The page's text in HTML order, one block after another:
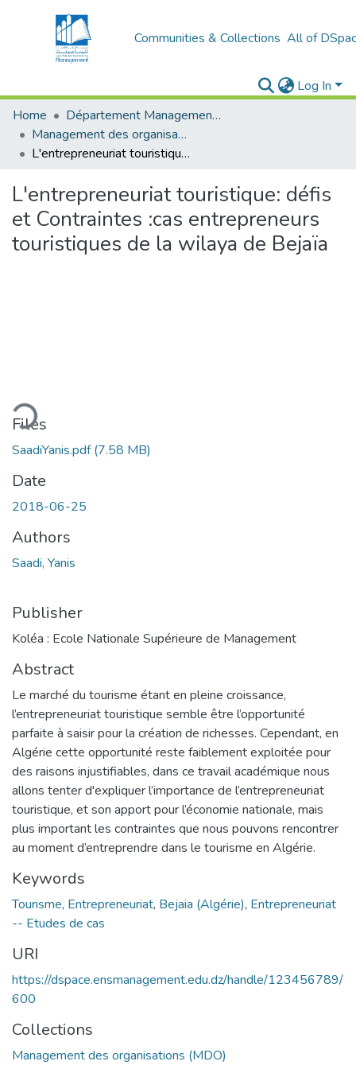
Communities & Collections All of
Log In
Home
Département Management Des Organisations
Management des organisations (MDO)
L'entrepreneuriat touristique: défis et Contraintes :cas entrepreneurs touristiques de la wilaya de Bejaïa
L'entrepreneuriat touristique: défis
et Contraintes :cas entrepreneurs
touristiques de la wilaya de Bejaïa
Files
SaadiYanis.pdf(7.58 MB)
Date
2018-06-25
Authors
Saadi, Yanis
Publisher
Koléa : Ecole Nationale Supérieure de Management
Abstract
Le marché du tourisme étant en pleine croissance,
l’entrepreneuriat touristique semble être l’opportunité
parfaite à saisir pour la création de richesses. Cependant, en
Algérie cette opportunité reste faiblement exploitée pour
des raisons injustifiables, dans ce travail académique nous
allons tenter d'expliquer l’importance de l’entrepreneuriat
touristique, et son apport pour l’économie nationale, mais
plus important les contraintes que nous pouvons rencontrer
au moment d’entreprendre dans le tourisme en Algérie.
Keywords
Tourisme, Entrepreneuriat, Bejaia (Algérie), Entrepreneuriat
-- Etudes de cas
URI
https://dspace.ensmanagement.edu.dz/handle/123456789/
600
Collections
Management des organisations (MDO)